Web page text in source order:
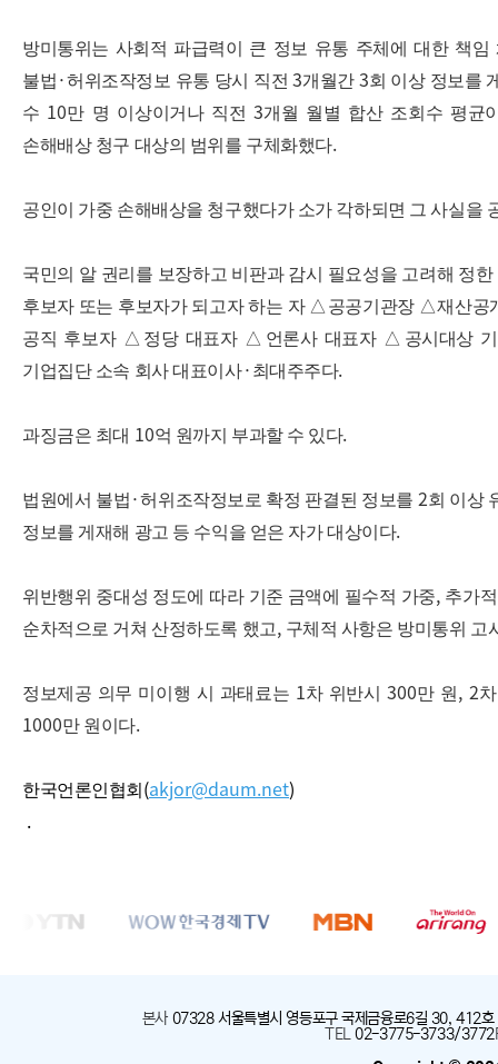
방미통위는 사회적 파급력이 큰 정보 유통 주체에 대한 책
불법 ·허위조작정보 유통 당시 직전3개월간 3회 이상 정보를
수 10만 명 이상이거나 직전3개월 월별 합산 조회수 평균
손해배상 청구 대상의 범위를 구체화했다.
공인이 가중 손해배상을 청구했다가 소가 각하되면 그 사실을
국민의 알 권리를 보장하고 비판과 감시 필요성을 고려해 정
후보자 또는 후보자가 되고자 하는 자 △ 공공기관장 △재산공
공직 후보자 △ 정당 대표자 △ 언론사 대표자 △ 공시대상
기업집단 소속 회사 대표이사· 최대주주다.
과징금은 최대 10억 원까지 부과할 수 있다.
법원에서 불법 ·허위조작정보로 확정 판결된 정보를 2회 이상
정보를 게재해 광고 등 수익을 얻은 자가 대상이다.
위반행위 중대성 정도에 따라 기준 금액에 필수적 가중, 추가
순차적으로 거쳐 산정하도록 했고, 구체적 사항은 방미통위 고
정보제공 의무 미이행 시 과태료는 1차 위반시 300만 원 , 2
1000만 원이다.
한국언론인협회 (akjor@daum.net)
.
본사 07328 서울특별시 영등포구 국제금융로6길 30, 412호
TEL
:02-3775-3733/3772